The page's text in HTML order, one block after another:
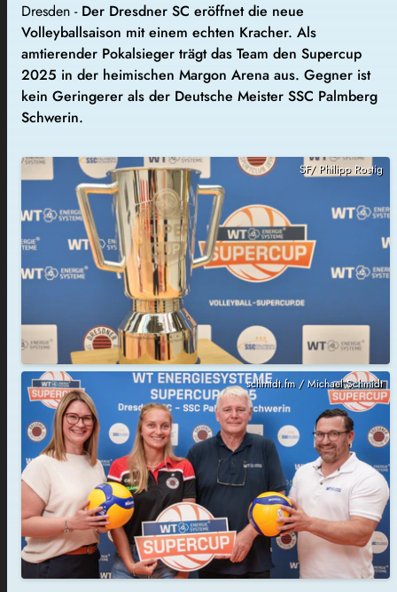
Dresden - Der Dresdner SC eröffnet die neue
Volleyballsaison mit einem echten Kracher. Als
amtierender Pokalsieger trägt das Team den Supercup
2025 in der heimischen Margon Arena aus. Gegner ist
kein Geringerer als der Deutsche Meister SSC Palmberg
Schwerin.
SF/ Philipp Rostig
schmidt.fm / Michael Schmidt